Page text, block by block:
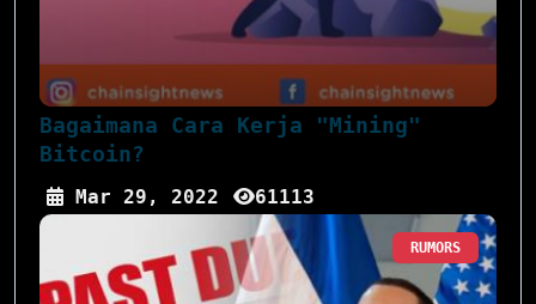
Bagaimana Cara Kerja "Mining"
Bitcoin?
Mar 29, 2022 61113
RUMORS